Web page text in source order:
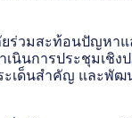
ร่วมสะท้อนปัญหาแ
นการประชุมเชิงป
ะเด็นสำคัญ และพั